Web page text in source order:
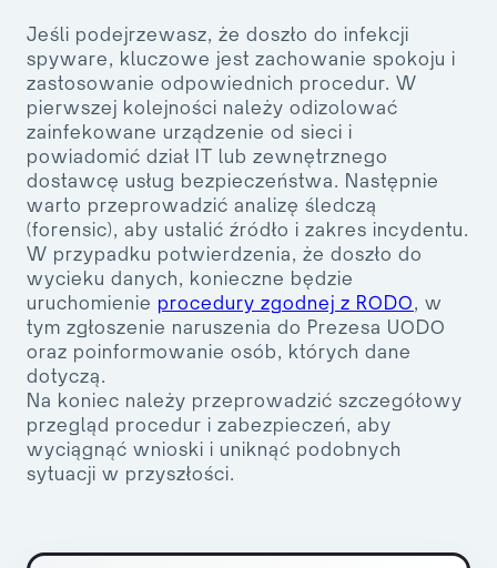
Jeśli podejrzewasz, że doszło do infekcji
spyware, kluczowe jest zachowanie spokoju i
zastosowanie odpowiednich procedur. W
pierwszej kolejności należy odizolować
zainfekowane urządzenie od sieci i
powiadomić dział IT lub zewnętrznego
dostawcę usług bezpieczeństwa. Następnie
warto przeprowadzić analizę śledczą
(forensic), aby ustalić źródło i zakres incydentu.
W przypadku potwierdzenia, że doszło do
wycieku danych, konieczne będzie
uruchomienie procedury zgodnej z RODO, w
tym zgłoszenie naruszenia do Prezesa UODO
oraz poinformowanie osób, których dane
dotyczą.
Na koniec należy przeprowadzić szczegółowy
przegląd procedur i zabezpieczeń, aby
wyciągnąć wnioski i uniknąć podobnych
sytuacji w przyszłości.